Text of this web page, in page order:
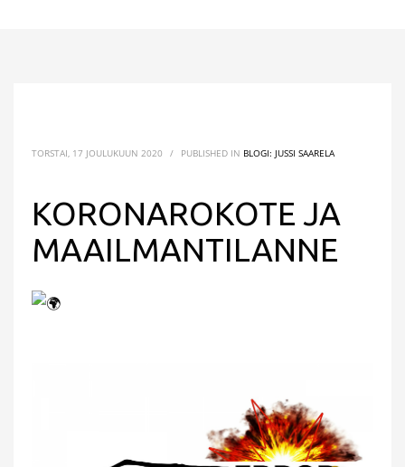
TORSTAI, 17 JOULUKUUN 2020 / PUBLISHED IN BLOGI: JUSSI SAARELA
KORONAROKOTE JA
MAAILMANTILANNE